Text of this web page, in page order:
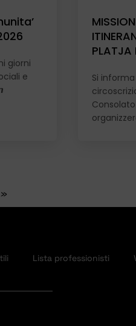
giorni
e
PLATJA
Si
Lista professionisti